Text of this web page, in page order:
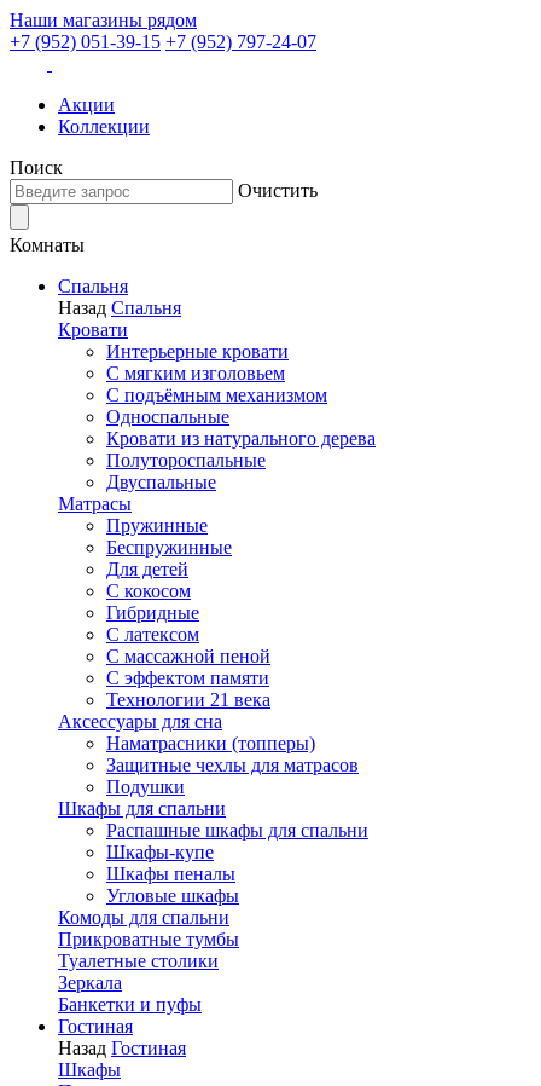
Наши магазины рядом
+7 (952) 051-39-15 +7 (952) 797-24-07
Акции
Коллекции
Поиск
Очистить
Комнаты
Спальня
Назад Спальня
Кровати
Интерьерные кровати
С мягким изголовьем
С подъёмным механизмом
Односпальные
Кровати из натурального дерева
Полутороспальные
Двуспальные
Матрасы
Пружинные
Беспружинные
Для детей
C кокосом
Гибридные
С латексом
С массажной пеной
С эффектом памяти
Технологии 21 века
Аксессуары для сна
Наматрасники (топперы)
Защитные чехлы для матрасов
Подушки
Шкафы для спальни
Распашные шкафы для спальни
Шкафы-купе
Шкафы пеналы
Угловые шкафы
Комоды для спальни
Прикроватные тумбы
Туалетные столики
Зеркала
Банкетки и пуфы
Гостиная
Назад Гостиная
Шкафы